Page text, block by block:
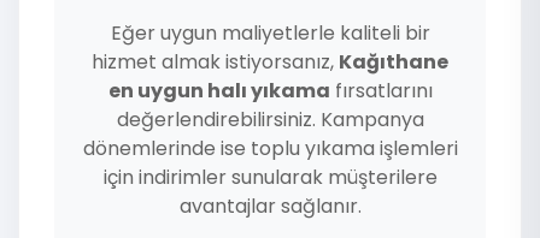
Eğer uygun maliyetlerle kaliteli bir
hizmet almak istiyorsanız, Kağıthane
en uygun halı yıkama fırsatlarını
değerlendirebilirsiniz. Kampanya
dönemlerinde ise toplu yıkama işlemleri
için indirimler sunularak müşterilere
avantajlar sağlanır.